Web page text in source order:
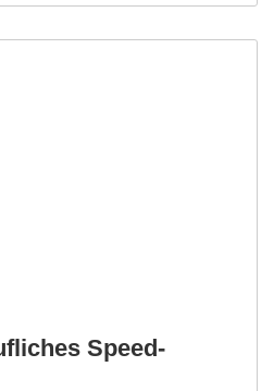
Speed-